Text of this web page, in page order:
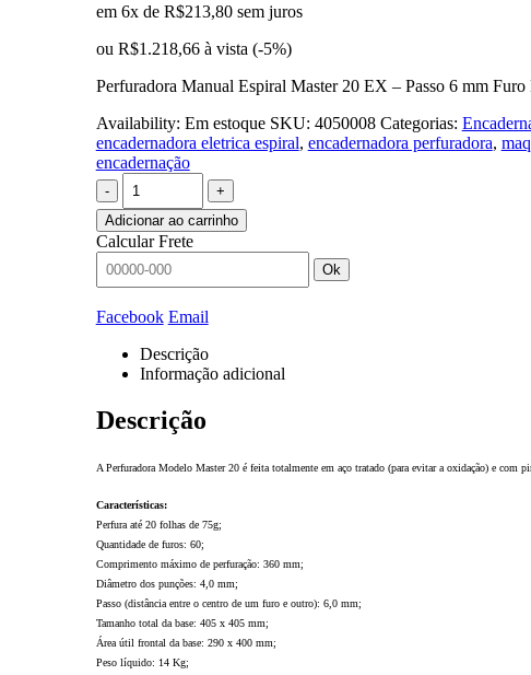
em 6x de R$213,80 sem juros
ou R$1.218,66 à vista (-5%)
Perfuradora Manual Espiral Master 20 EX – Passo 6 mm Furo
Availability: Em estoque SKU: 4050008 Categorias:
encadernadora eletrica espiral, encadernadora perfuradora,
encadernação
-
+
Adicionar ao carrinho
Calcular Frete
Ok
Facebook Email
Descrição
Informação adicional
Descrição
A Perfuradora Modelo Master 20 é feita totalmente em aço tratado (para evitar a oxidação) e com
Características:
Perfura até 20 folhas de 75g;
Quantidade de furos: 60;
Comprimento máximo de perfuração: 360 mm;
Diâmetro dos punções: 4,0 mm;
Passo (distância entre o centro de um furo e outro): 6,0 mm;
Tamanho total da base: 405 x 405 mm;
Área útil frontal da base: 290 x 400 mm;
Peso líquido: 14 Kg;